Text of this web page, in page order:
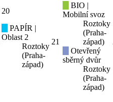
20
PAPÍR |
Oblast 2
Roztoky
(Praha-
západ)
21
BIO |
Mobilní svoz
Roztoky
(Praha-
západ)
Otevřený
sběrný dvůr
Roztoky
(Praha-
západ)